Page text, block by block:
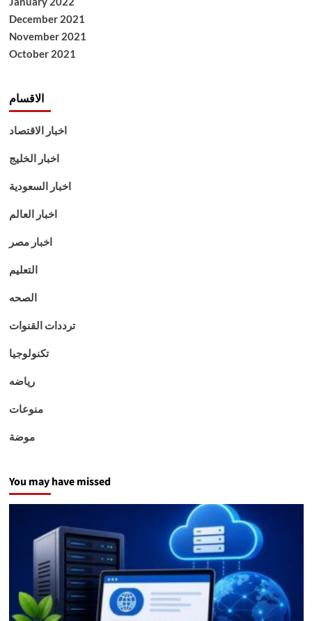
December 2021
November 2021
October 2021
الاقسام
اخبار الاقتصاد
اخبار الخليج
اخبار السعودية
اخبار العالم
اخبار مصر
التعليم
الصحه
ترددات القنوات
تكنولوجيا
رياضه
منوعات
موضة
You may have missed